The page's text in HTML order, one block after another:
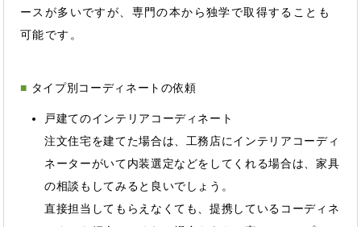
ースが多いですが、専門の本から独学で取得することも
可能です。
タイプ別コーディネートの依頼
戸建てのインテリアコーディネート
注文住宅を建てた場合は、工務店にインテリアコーディ
ネーターがいて内装選定などをしてくれる場合は、家具
の相談もしてみると良いでしょう。
直接担当してもらえなくても、提携しているコーディネ